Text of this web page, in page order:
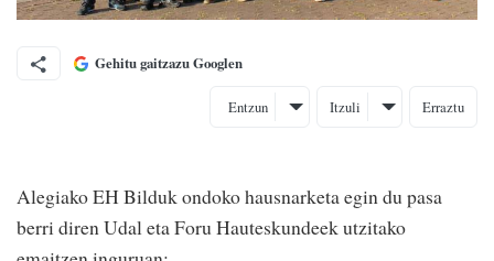
Gehitu gaitzazu Googlen
Entzun Itzuli Erraztu
Alegiako EH Bilduk ondoko hausnarketa egin du pasa
berri diren Udal eta Foru Hauteskundeek utzitako